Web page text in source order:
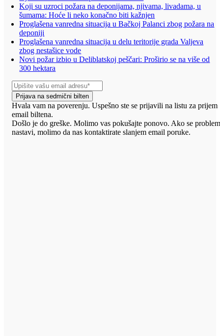
Koji su uzroci požara na deponijama, njivama, livadama, u
šumama: Hoće li neko konačno biti kažnjen
Proglašena vanredna situacija u Bačkoj Palanci zbog požara na
deponiji
Proglašena vanredna situacija u delu teritorije grada Valjeva
zbog nestašice vode
Novi požar izbio u Deliblatskoj peščari: Proširio se na više od
300 hektara
Prijava na sedmični bilten
Hvala vam na poverenju. Uspešno ste se prijavili na listu za prijem
email biltena.
Došlo je do greške. Molimo vas pokušajte ponovo. Ako se
nastavi, molimo da nas kontaktirate slanjem email poruke.